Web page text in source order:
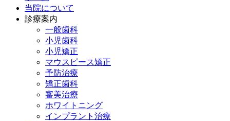
当院について
診療案内
一般歯科
小児歯科
小児矯正
マウスピース矯正
予防治療
矯正歯科
審美治療
ホワイトニング
インプラント治療